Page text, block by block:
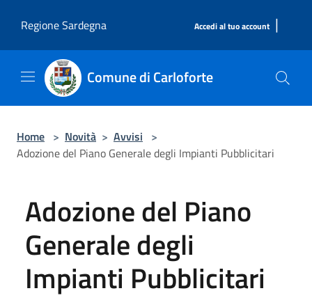
Regione Sardegna
Accedi al tuo account |
Comune di Carloforte
Home > Novità > Avvisi >
Adozione del Piano Generale degli Impianti Pubblicitari
Adozione del Piano
Generale degli
Impianti Pubblicitari